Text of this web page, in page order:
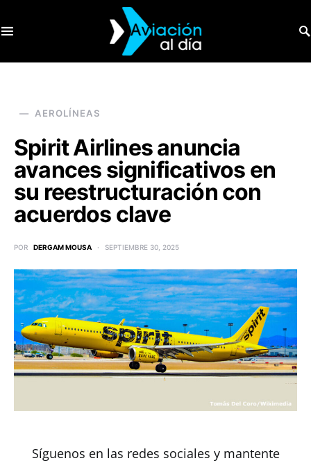
AEROLÍNEAS
Spirit Airlines anuncia
avances significativos en
su reestructuración con
acuerdos clave
POR DERGAM MOUSA SEPTIEMBRE 30, 2025
Síguenos en las redes sociales y mantente